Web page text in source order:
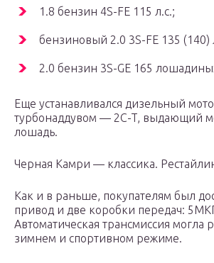
1.8 бензин 4S-FE 115 л.с.;
бензиновый 2.0 3S-FE 135
2.0 бензин 3S-GE 165
Еще устанавливался дизельный
турбонаддувом — 2C-T, выдающий
лошадь.
Черная Камри — классика.
Как и в раньше, покупателям был
привод и две коробки передач:
Автоматическая трансмиссия могла
зимнем и спортивном режиме.